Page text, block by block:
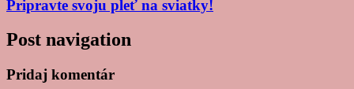
Pripravte svoju pleť na sviatky!
Post navigation
Pridaj komentár